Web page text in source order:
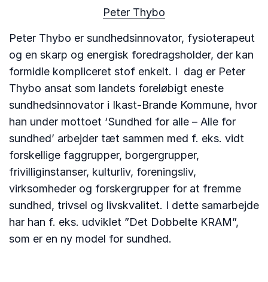
Peter Thybo
Peter Thybo er sundhedsinnovator, fysioterapeut
og en skarp og energisk foredragsholder, der kan
formidle kompliceret stof enkelt. I dag er Peter
Thybo ansat som landets foreløbigt eneste
sundhedsinnovator i Ikast-Brande Kommune, hvor
han under mottoet ‘Sundhed for alle – Alle for
sundhed’ arbejder tæt sammen med f. eks. vidt
forskellige faggrupper, borgergrupper,
frivilliginstanser, kulturliv, foreningsliv,
virksomheder og forskergrupper for at fremme
sundhed, trivsel og livskvalitet. I dette samarbejde
har han f. eks. udviklet ”Det Dobbelte KRAM”,
som er en ny model for sundhed.